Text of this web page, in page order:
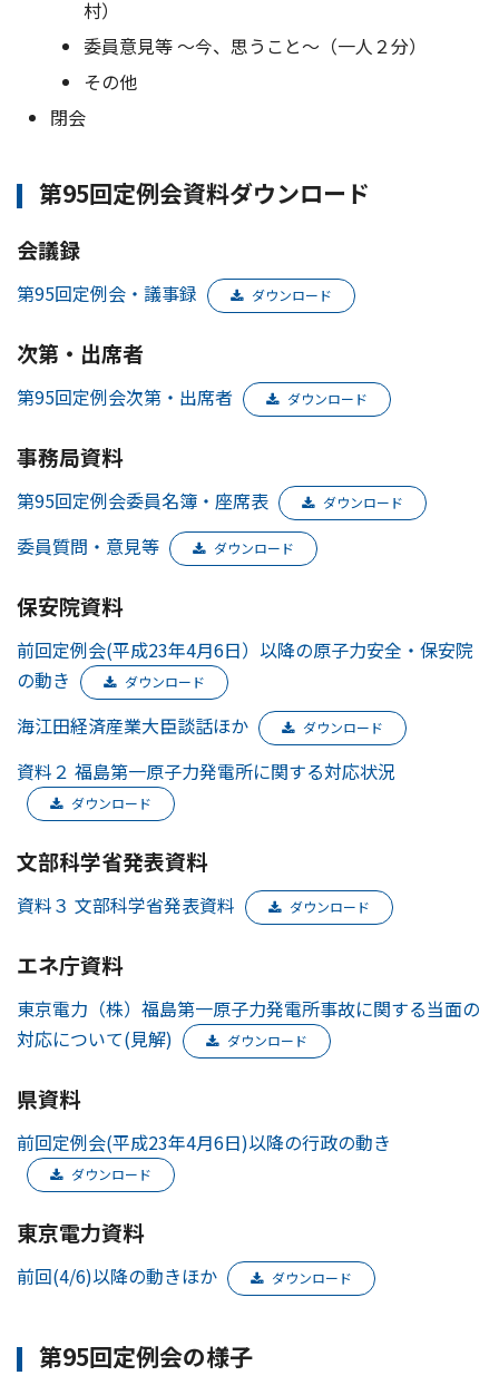
村）
委員意見等 〜今、思うこと〜（一人２分）
その他
閉会
第95回定例会資料ダウンロード
会議録
第95回定例会・議事録 ダウンロード
次第・出席者
第95回定例会次第・出席者 ダウンロード
事務局資料
第95回定例会委員名簿・座席表 ダウンロード
委員質問・意見等 ダウンロード
保安院資料
前回定例会(平成23年4月6日）以降の原子力安全・保安院
の動き
ダウンロード
海江田経済産業大臣談話ほか ダウンロード
資料２ 福島第一原子力発電所に関する対応状況
ダウンロード
文部科学省発表資料
資料３ 文部科学省発表資料 ダウンロード
エネ庁資料
東京電力（株）福島第一原子力発電所事故に関する当面の
対応について(見解)
ダウンロード
県資料
前回定例会(平成23年4月6日)以降の行政の動き
ダウンロード
東京電力資料
前回(4/6)以降の動きほか ダウンロード
第95回定例会の様子